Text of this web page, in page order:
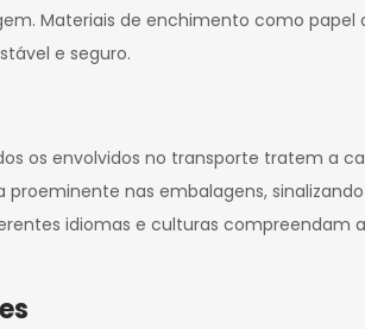
Materiais de enchimento como papel
e seguro.
os envolvidos no transporte tratem a
proeminente nas embalagens,
idiomas e culturas compreendam